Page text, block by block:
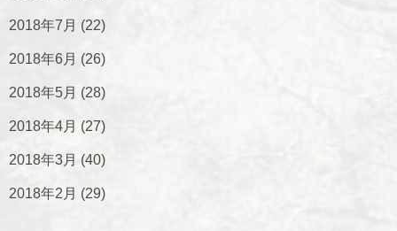
2018年7月 (22)
2018年6月 (26)
2018年5月 (28)
2018年4月 (27)
2018年3月 (40)
2018年2月 (29)